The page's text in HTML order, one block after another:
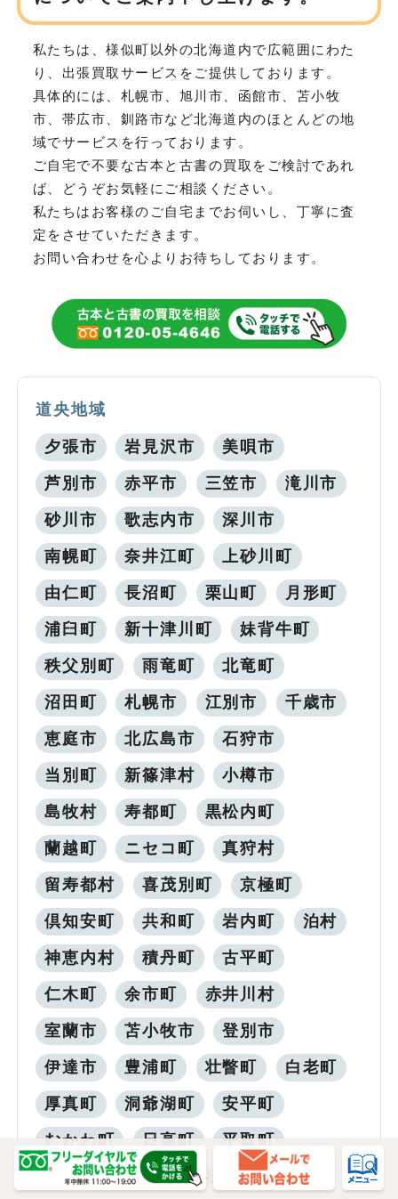
私たちは、様似町以外の北海道内で広範囲にわた
り、 出張買取サービスをご提供しております。
具体的には、札幌市、旭川市、函館市、苫小牧
市、帯広市、釧路市など北海道内のほとんどの地
域でサービスを行っております。
ご自宅で不要な古本と古書の買取をご検討であれ
ば、どうぞお気軽にご相談ください。
私たちはお客様のご自宅までお伺いし、丁寧に査
定をさせていただきます。
お問い合わせを心よりお待ちしております。
道央地域
夕張市 岩見沢市 美唄市
芦別市 赤平市 三笠市 滝川市
砂川市 歌志内市 深川市
南幌町 奈井江町 上砂川町
由仁町 長沼町 栗山町 月形町
浦臼町 新十津川町 妹背牛町
秩父別町 雨竜町 北竜町
沼田町 札幌市 江別市 千歳市
恵庭市 北広島市 石狩市
当別町 新篠津村 小樽市
島牧村 寿都町 黒松内町
蘭越町 ニセコ町 真狩村
留寿都村 喜茂別町 京極町
倶知安町 共和町 岩内町 泊村
神恵内村 積丹町 古平町
仁木町 余市町 赤井川村
室蘭市 苫小牧市 登別市
伊達市 豊浦町 壮瞥町 白老町
厚真町 洞爺湖町 安平町
むかわ町 日高町 平取町
新冠町 浦河町 様似町